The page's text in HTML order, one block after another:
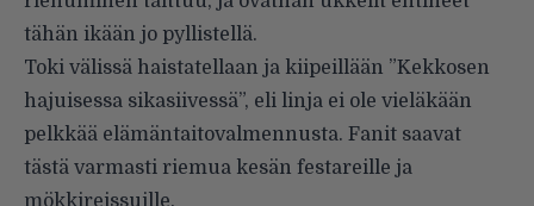
tähän ikään jo pyllistellä.
Toki välissä haistatellaan ja kiipeillään ”Kekkosen
hajuisessa si­kasiivessä”, eli linja ei ole vieläkään
pelkkää elämäntaitovalmennusta. Fanit saavat
tästä varmasti riemua kesän festareille ja